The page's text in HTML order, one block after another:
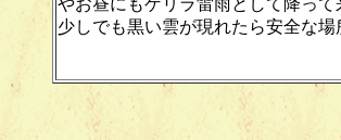
やお昼にもゲリラ雷雨として降って
少しでも黒い雲が現れたら安全な場